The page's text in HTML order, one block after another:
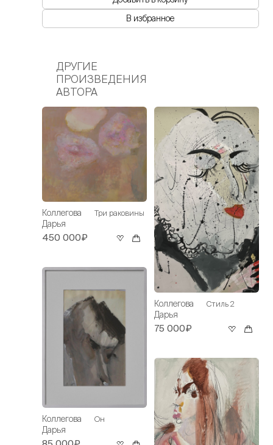
В избранное
ДРУГИЕ
ПРОИЗВЕДЕНИЯ
АВТОРА
Коллегова
Дарья
Три раковины
450 000₽
Коллегова
Дарья
Он
Коллегова
Дарья
Стиль 2
75 000₽